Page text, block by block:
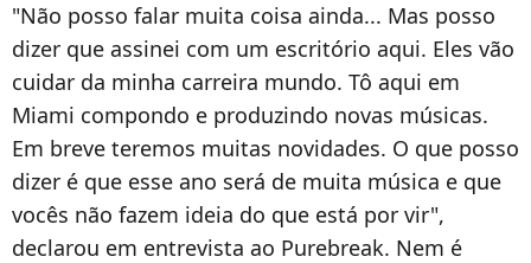
"Não posso falar muita coisa ainda... Mas posso
dizer que assinei com um escritório aqui. Eles vão
cuidar da minha carreira mundo. Tô aqui em
Miami compondo e produzindo novas músicas.
Em breve teremos muitas novidades. O que posso
dizer é que esse ano será de muita música e que
vocês não fazem ideia do que está por vir",
declarou em entrevista ao Purebreak. Nem é